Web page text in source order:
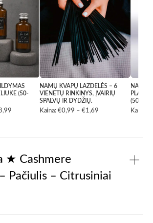
(50-
NAMŲ KVAPŲ LAZDELĖS – 6
VIENETŲ RINKINYS, ĮVAIRIŲ
SPALVŲ IR DYDŽIŲ.
Kaina:€0,99 – €1,69
NAMŲ
(50ML-
Kaina:
★ Cashmere
Pačiulis – Citrusiniai